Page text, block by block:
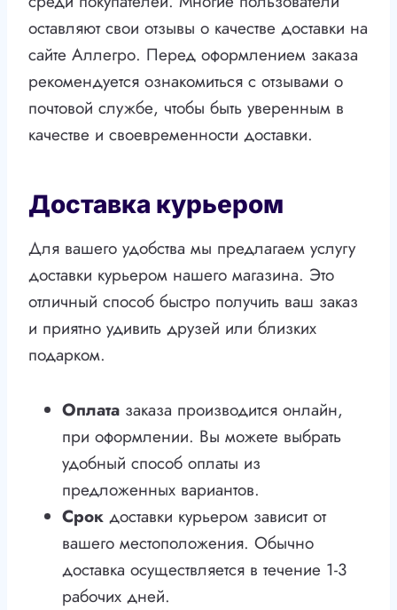
оставляют свои отзывы о качестве доставки на
сайте Аллегро. Перед оформлением заказа
рекомендуется ознакомиться с отзывами о
почтовой службе, чтобы быть уверенным в
качестве и своевременности доставки.
Доставка курьером
Для вашего удобства мы предлагаем услугу
доставки курьером нашего магазина. Это
отличный способ быстро получить ваш заказ
и приятно удивить друзей или близких
подарком.
Оплата заказа производится онлайн,
при оформлении. Вы можете выбрать
удобный способ оплаты из
предложенных вариантов.
Срок доставки курьером зависит от
вашего местоположения. Обычно
доставка осуществляется в течение 1-3
рабочих дней.